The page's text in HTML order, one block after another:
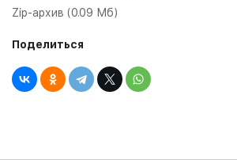
Zip-архив (0.09 Мб)
Поделиться